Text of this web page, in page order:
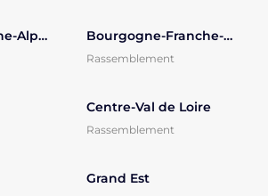
Auvergne-Rhône-Alpes Bourgogne-Franche-Comté
Rassemblement
Centre-Val de Loire
Rassemblement
Grand Est